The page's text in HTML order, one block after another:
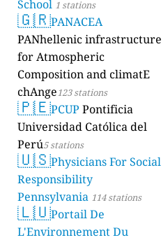
School 1 stations
🇬🇷PANACEA
PANhellenic infrastructure
for Atmospheric
Composition and climatE
chAnge123 stations
🇵🇪PCUP Pontificia
Universidad Católica del
Perú5 stations
🇺🇸Physicians For Social
Responsibility
Pennsylvania 114 stations
🇱🇺Portail De
L'Environnement Du